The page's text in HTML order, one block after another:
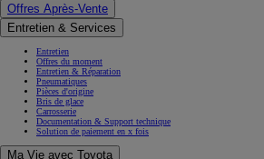
Offres Après-Vente
Entretien & Services
Entretien
Offres du moment
Entretien & Réparation
Pneumatiques
Pièces d'origine
Bris de glace
Carrosserie
Documentation & Support technique
Solution de paiement en x fois
Ma Vie avec Toyota